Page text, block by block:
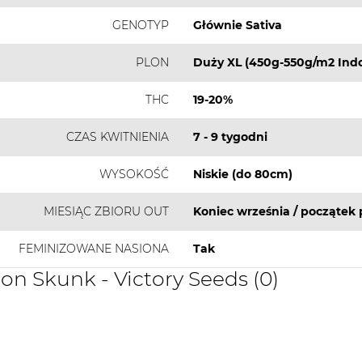
GENOTYP Głównie Sativa
PLON Duży XL (450g-550g/m2
THC 19-20%
CZAS KWITNIENIA 7 - 9 tygodni
WYSOKOŚĆ Niskie (do 80cm)
MIESIĄC ZBIORU OUT Koniec września / początek
FEMINIZOWANE NASIONA Tak
Skunk - Victory Seeds (0)